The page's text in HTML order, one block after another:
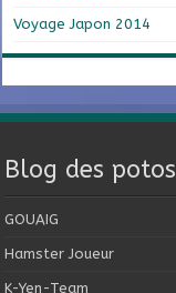
Voyage Japon 2014
Blog des potos
GOUAIG
Hamster Joueur
K-Yen-Team